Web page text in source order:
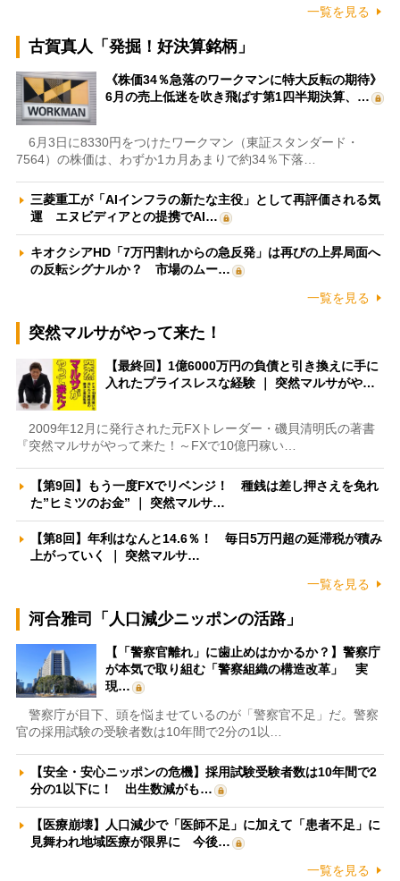
一覧を見る
古賀真人「発掘！好決算銘柄」
《株価34％急落のワークマンに特大反転の期待》
6月の売上低迷を吹き飛ばす第1四半期決算、…
6月3日に8330円をつけたワークマン（東証スタンダード・
7564）の株価は、わずか1カ月あまりで約34％下落…
三菱重工が「AIインフラの新たな主役」として再評価される気
運 エヌビディアとの提携でAI…
キオクシアHD「7万円割れからの急反発」は再びの上昇局面へ
の反転シグナルか？ 市場のムー…
一覧を見る
突然マルサがやって来た！
【最終回】1億6000万円の負債と引き換えに手に
入れたプライスレスな経験 ｜ 突然マルサがや…
2009年12月に発行された元FXトレーダー・磯貝清明氏の著書
『突然マルサがやって来た！～FXで10億円稼い…
【第9回】もう一度FXでリベンジ！ 種銭は差し押さえを免れ
た”ヒミツのお金” ｜ 突然マルサ…
【第8回】年利はなんと14.6％！ 毎日5万円超の延滞税が積み
上がっていく ｜ 突然マルサ…
一覧を見る
河合雅司「人口減少ニッポンの活路」
【「警察官離れ」に歯止めはかかるか？】警察庁
が本気で取り組む「警察組織の構造改革」 実
現…
警察庁が目下、頭を悩ませているのが「警察官不足」だ。警察
官の採用試験の受験者数は10年間で2分の1以…
【安全・安心ニッポンの危機】採用試験受験者数は10年間で2
分の1以下に！ 出生数減がも…
【医療崩壊】人口減少で「医師不足」に加えて「患者不足」に
見舞われ地域医療が限界に 今後…
一覧を見る